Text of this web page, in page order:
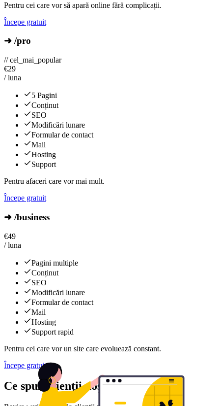
Pentru cei care vor să apară online fără complicații.
Începe gratuit
➜ /pro
// cel_mai_popular
€29
/ luna
5 Pagini
Conținut
SEO
Modificări lunare
Formular de contact
Mail
Hosting
Support
Pentru afaceri care vor mai mult.
Începe gratuit
➜ /business
€49
/ luna
Pagini multiple
Conținut
SEO
Modificări lunare
Formular de contact
Mail
Hosting
Support rapid
Pentru cei care vor un site care evoluează constant.
Începe gratuit
Ce spun clienții noștri